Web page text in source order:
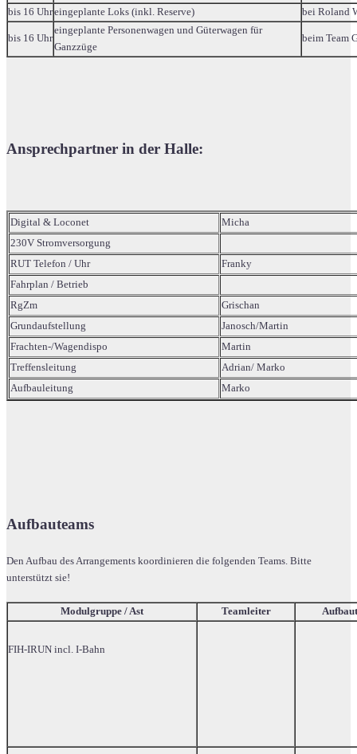
bis 16 Uhreingeplante Loks (inkl. Reserve) bei Roland
bis 16 Uhr
eingeplante Personenwagen und Güterwagen für
Ganzzüge
beim Team
Ansprechpartner in der Halle:
Digital & Loconet
Micha
230V Stromversorgung
RUT Telefon / Uhr
Franky
Fahrplan / Betrieb
RgZm
Grischan
Grundaufstellung
Janosch/Martin
Frachten-/Wagendispo
Martin
Treffensleitung
Adrian/ Marko
Aufbauleitung
Marko
Aufbauteams
Den Aufbau des Arrangements koordinieren die folgenden Teams. Bitte
unterstützt sie!
Modulgruppe / Ast Teamleiter
FIH-IRUN incl. I-Bahn